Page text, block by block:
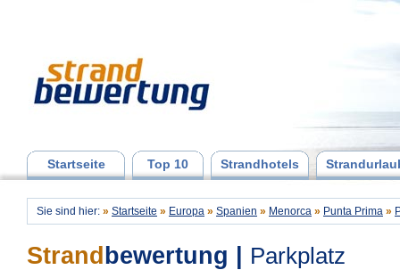
Startseite Top 10 Strandhotels
Sie sind hier: » Startseite » Europa » Spanien » Menorca » Punta Prima »
Strand bewertung Parkplatz